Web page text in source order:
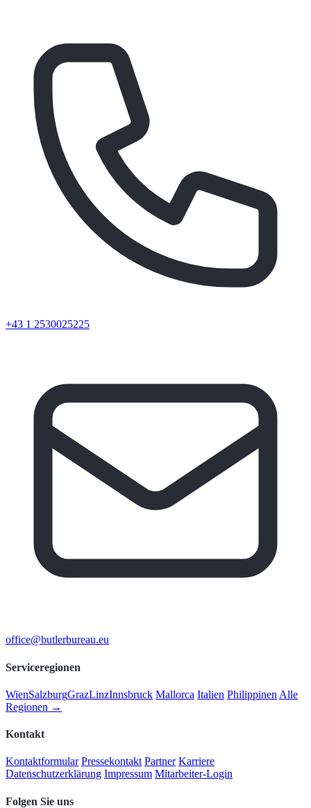
+43 1 2530025225
office@butlerbureau.eu
Serviceregionen
WienSalzburgGrazLinzInnsbruck Mallorca Italien Philippinen Alle
Regionen →
Kontakt
Kontaktformular Pressekontakt Partner Karriere
Datenschutzerklärung Impressum Mitarbeiter-Login
Folgen Sie uns